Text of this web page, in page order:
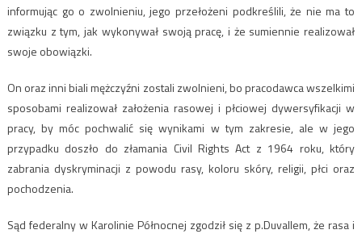
informując go o zwolnieniu, jego przełożeni podkreślili, że nie ma to
związku z tym, jak wykonywał swoją pracę, i że sumiennie realizował
swoje obowiązki.
On oraz inni biali mężczyźni zostali zwolnieni, bo pracodawca wszelkimi
sposobami realizował założenia rasowej i płciowej dywersyfikacji w
pracy, by móc pochwalić się wynikami w tym zakresie, ale w jego
przypadku doszło do złamania Civil Rights Act z 1964 roku, który
zabrania dyskryminacji z powodu rasy, koloru skóry, religii, płci oraz
pochodzenia.
Sąd federalny w Karolinie Północnej zgodził się z p.Duvallem, że rasa i